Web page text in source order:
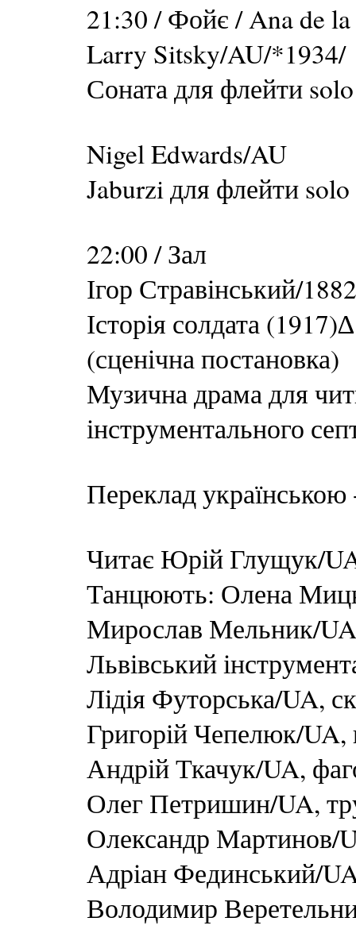
21:30 / Фойє / Ana de
Larry Sitsky/AU/*1934/
Соната для флейти solo
Nigel Edwards/AU
Jaburzi для флейти solo
22:00 / Зал
Ігор Стравінський/
Історія солдата (1917)∆
(сценічна постановка)
Музична драма для
інструментального
Переклад
Читає Юрій Глущук/
Танцюють: Олена
Мирослав Мельник/UA
Львівський
Лідія Футорська/UA,
Григорій Чепелюк/UA,
Андрій Ткачук/UA,
Олег Петришин/UA,
Олександр Мартинов/
Адріан Фединський/
Володимир